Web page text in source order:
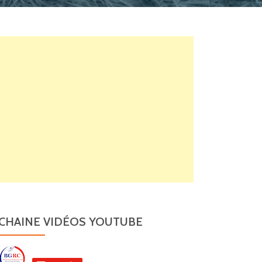
VIDÉOS YOUTUBE